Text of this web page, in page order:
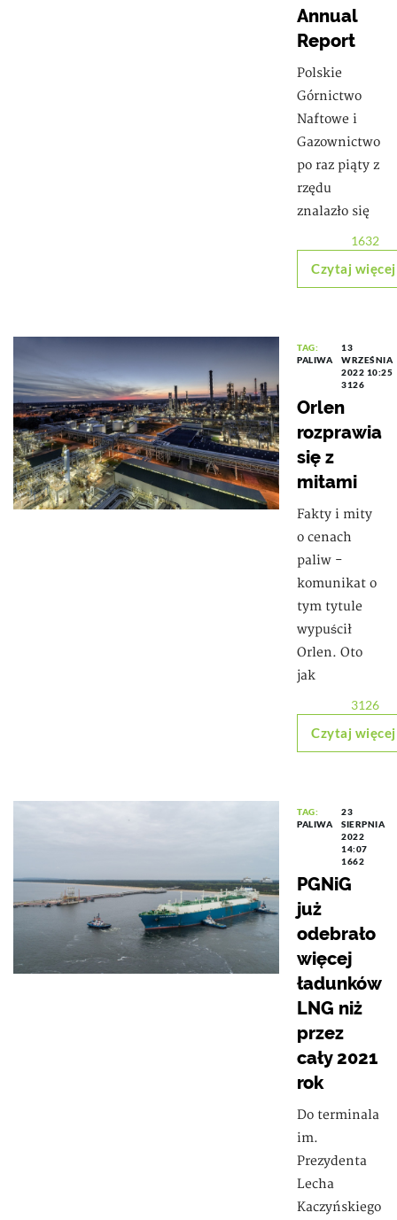
Annual
Report
Polskie
Górnictwo
Naftowe i
Gazownictwo
po raz piąty z
rzędu
znalazło się
1632
Czytaj więcej
TAG:
PALIWA
13
WRZEŚNIA
2022 10:25
3126
Orlen
rozprawia
się z
mitami
Fakty i mity
o cenach
paliw -
komunikat o
tym tytule
wypuścił
Orlen. Oto
jak
3126
Czytaj więcej
TAG:
PALIWA
23
SIERPNIA
2022
14:07
1662
PGNiG
już
odebrało
więcej
ładunków
LNG niż
przez
cały 2021
rok
Do terminala
im.
Prezydenta
Lecha
Kaczyńskiego